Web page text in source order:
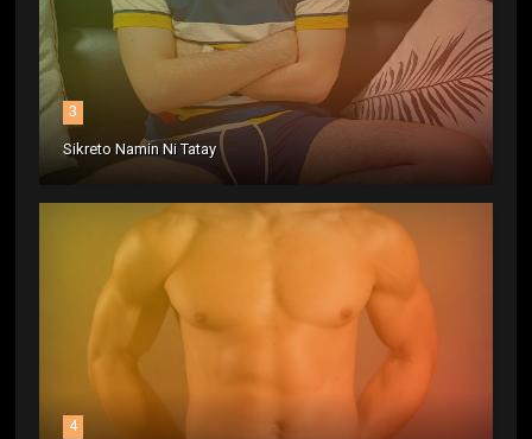
3
Sikreto Namin Ni Tatay
4